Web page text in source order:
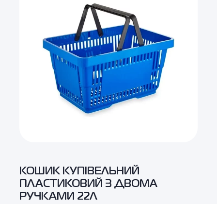
КОШИК КУПІВЕЛЬНИЙ
ПЛАСТИКОВИЙ З ДВОМА
РУЧКАМИ 22Л